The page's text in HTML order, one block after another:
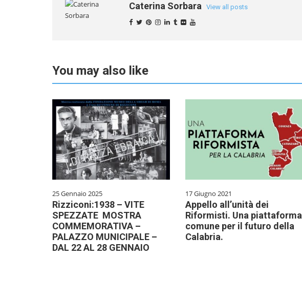
Caterina Sorbara View all posts
You may also like
25 Gennaio 2025
Rizziconi:1938 – VITE
SPEZZATE MOSTRA
COMMEMORATIVA –
PALAZZO MUNICIPALE –
DAL 22 AL 28 GENNAIO
17 Giugno 2021
Appello all’unità dei
Riformisti. Una piattaforma
comune per il futuro della
Calabria.